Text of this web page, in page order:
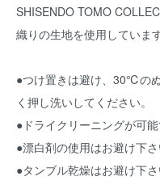
SHISENDO TOMO
織りの生地を使用しています
●つけ置きは避け、30℃の
く押し洗いしてください。
●ドライクリーニングが可能
●漂白剤の使用はお避け下さ
●タンブル乾燥はお避け下さ